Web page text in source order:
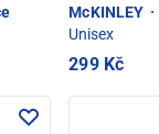
McKINLEY ·
Unisex
299 Kč